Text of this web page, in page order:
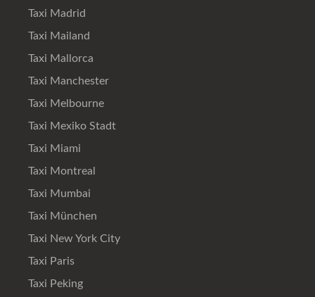
Taxi Madrid
Taxi Mailand
Taxi Mallorca
Taxi Manchester
Taxi Melbourne
Taxi Mexiko Stadt
Taxi Miami
Taxi Montreal
Taxi Mumbai
Taxi München
Taxi New York City
Taxi Paris
Taxi Peking